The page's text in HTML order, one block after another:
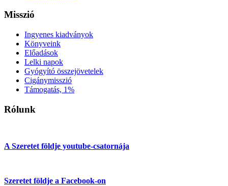
Misszió
Ingyenes kiadványok
Könyveink
Előadások
Lelki napok
Gyógyító összejövetelek
Cigánymisszió
Támogatás, 1%
Rólunk
A Szeretet földje youtube-csatornája
Szeretet földje a Facebook-on